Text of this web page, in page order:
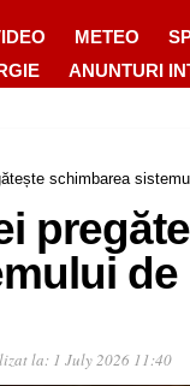
METEO
ANUNTURI
schimbarea
de
la: 1 July 2026 11:40